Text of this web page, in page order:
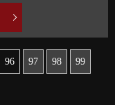
96 97 98 99